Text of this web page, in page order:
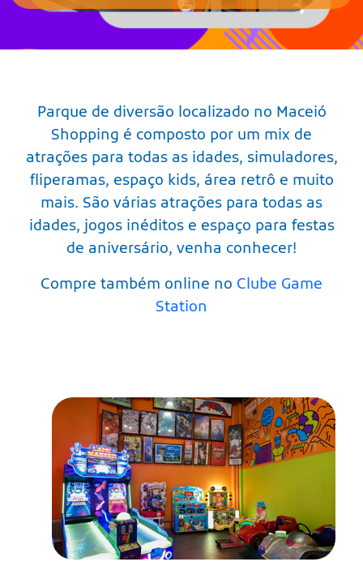
Parque de diversão localizado no Maceió
Shopping é composto por um mix de
atrações para todas as idades, simuladores,
fliperamas, espaço kids, área retrô e muito
mais. São várias atrações para todas as
idades, jogos inéditos e espaço para festas
de aniversário, venha conhecer!
Compre também online no Clube Game
Station